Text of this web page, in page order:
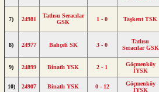
7) 24981
Tatlısu Seracılar
GSK
1 - 0 Taşkent TSK
8) 24977 Bahçeli SK 3 - 0
Tatlısu
Seracılar GSK
9) 24899 Binatlı YSK 2 - 1
Göçmenköy
İYSK
10) 24907 Binatlı YSK 0 - 12
Göçmenköy
İYSK